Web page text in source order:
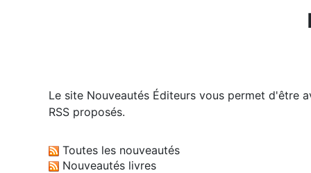
Le site Nouveautés Éditeurs vous permet d'être
RSS proposés.
Toutes les nouveautés
Nouveautés livres